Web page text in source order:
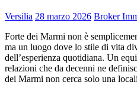
Versilia 28 marzo 2026 Broker
Forte dei Marmi non è
ma un luogo dove lo stile di vita
dell’esperienza quotidiana. Un
relazioni che da decenni ne
dei Marmi non cerca solo una